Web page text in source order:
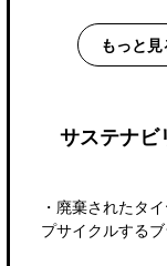
もっと見
サステナビ
・ 廃棄されたタ
プサイクルする